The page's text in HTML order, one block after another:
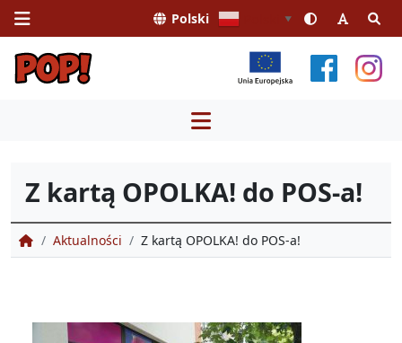
Polski ▼
treści
Z kartą OPOLKA! do POS-a!
Portal Obsługi Pasażera
Aktualności Z kartą OPOLKA! do POS-a!